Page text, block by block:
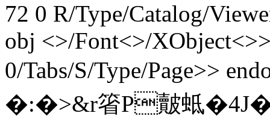
72 0 R/Type/Catalog/
obj <>/Font<>/
0/Tabs/S/Type/Page>>
�:�>&r箵P皾蚳